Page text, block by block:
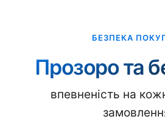
БЕЗПЕКА
Прозоро та
впевненість на